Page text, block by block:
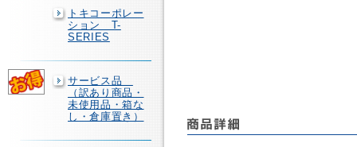
トキコーポレー
ション T-
SERIES
サービス品
（訳あり商品・
未使用品・箱な
し・倉庫置き）